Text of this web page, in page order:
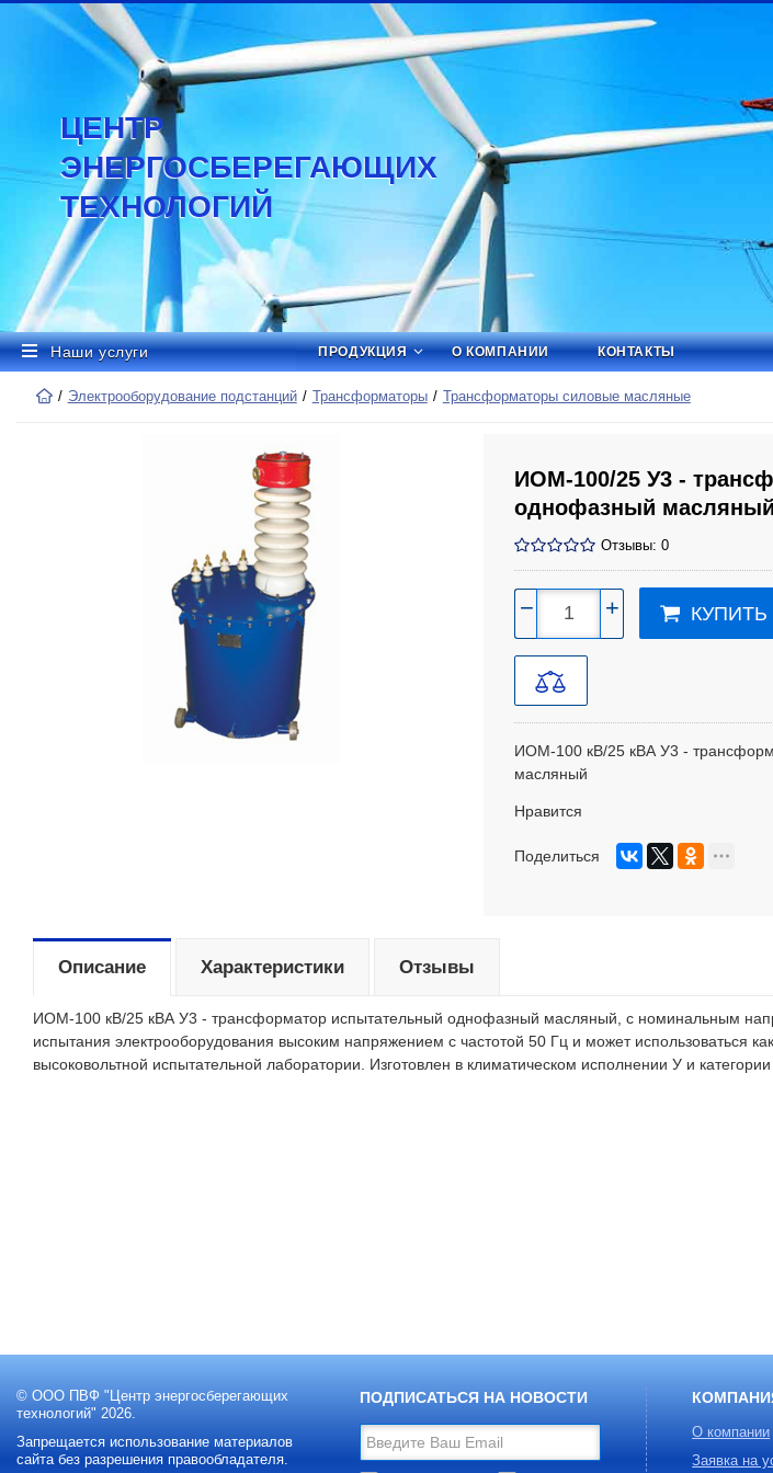
ЦЕНТР
ЭНЕРГОСБЕРЕГАЮЩИХ
ТЕХНОЛОГИЙ
Наши услуги ПРОДУКЦИЯ О КОМПАНИИ КОНТАКТЫ
Электрооборудование подстанций Трансформаторы Трансформаторы силовые масляные
ИОМ-100/25 У3 -
однофазный масляный
Отзывы: 0
− + КУПИТЬ
ИОМ-100 кВ/25 кВА У3 -
масляный
Нравится
Поделиться
Описание
ИОМ-100 кВ/25 кВА У3 - трансформатор испытательный однофазный масляный, с номинальным
испытания электрооборудования высоким напряжением с частотой 50 Гц и может использоваться
высоковольтной испытательной лаборатории. Изготовлен в климатическом исполнении У и
Характеристики Отзывы
© ООО ПВФ "Центр энергосберегающих
технологий" 2026.
Запрещается использование материалов
сайта без разрешения правообладателя.
ПОДПИСАТЬСЯ НА НОВОСТИ
О компании
Заявка на